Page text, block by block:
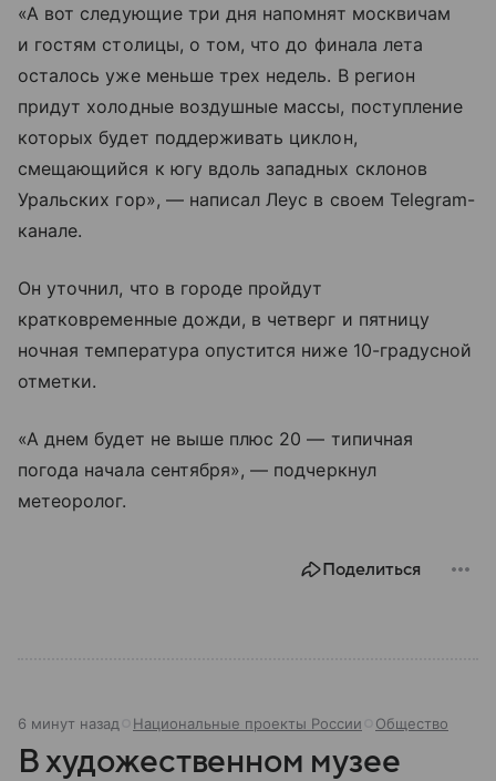
«А вот следующие три дня напомнят москвичам
и гостям столицы, о том, что до финала лета
осталось уже меньше трех недель. В регион
придут холодные воздушные массы, поступление
которых будет поддерживать циклон,
смещающийся к югу вдоль западных склонов
Уральских гор», — написал Леус в своем Telegram-
канале.
Он уточнил, что в городе пройдут
кратковременные дожди, в четверг и пятницу
ночная температура опустится ниже 10-градусной
отметки.
«А днем будет не выше плюс 20 — типичная
погода начала сентября», — подчеркнул
метеоролог.
Поделиться
6 минут назад Национальные проекты России Общество
В художественном музее